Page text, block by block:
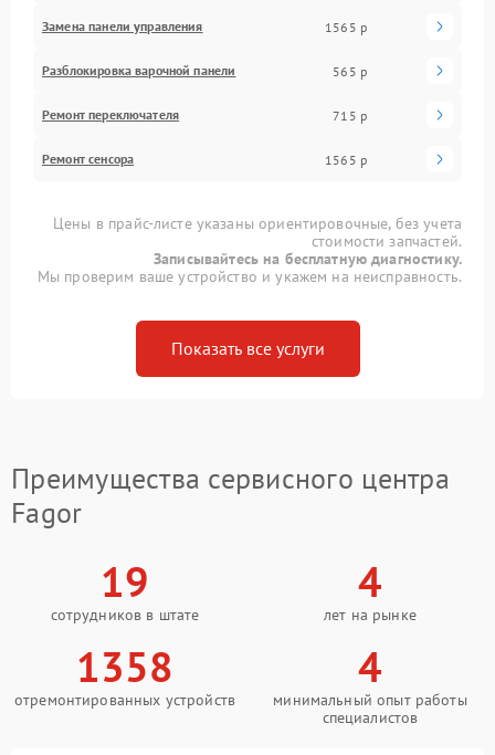
Замена панели управления 1565 р
Разблокировка варочной панели 565 р
Ремонт переключателя 715 р
Ремонт сенсора 1565 р
Цены в прайс-листе указаны ориентировочные, без учета
стоимости запчастей.
Записывайтесь на бесплатную диагностику.
Мы проверим ваше устройство и укажем на неисправность.
Показать все услуги
Преимущества сервисного центра
Fagor
19
сотрудников в штате
4
лет на рынке
1358
отремонтированных устройств
4
минимальный опыт работы
специалистов